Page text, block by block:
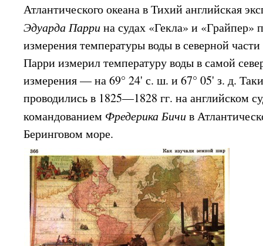
Атлантического океана в Тихий английская
Эдуарда Паррина судах «Гекла» и «Грайпер»
измерения температуры воды в северной
Парри измерил температуру воды в самой
измерения — на 69° 24' с. ш. и 67° 05' з. д.
проводились в 1825—1828 гг. на английском
командованием Фредерика Бичив
Беринговом море.